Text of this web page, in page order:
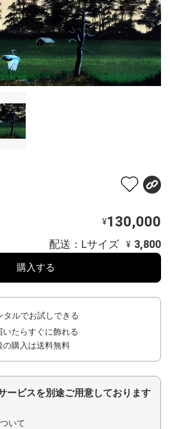
¥130,000
配送：Lサイズ ¥ 3,800
購入する
タルでお試しできる
たらすぐに飾れる
の購入は送料無料
ービスを別途ご用意しております
いて